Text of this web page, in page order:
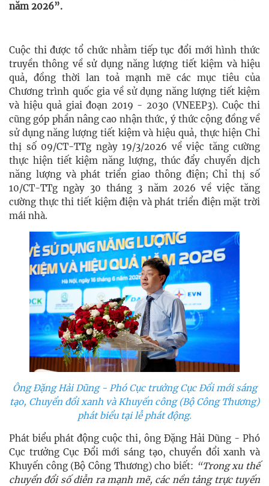
năm 2026”.
Cuộc thi được tổ chức nhằm tiếp tục đổi mới hình thức
truyền thông về sử dụng năng lượng tiết kiệm và hiệu
quả, đồng thời lan toả mạnh mẽ các mục tiêu của
Chương trình quốc gia về sử dụng năng lượng tiết kiệm
và hiệu quả giai đoạn 2019 - 2030 (VNEEP3). Cuộc thi
cũng góp phần nâng cao nhận thức, ý thức cộng đồng về
sử dụng năng lượng tiết kiệm và hiệu quả, thực hiện Chỉ
thị số 09/CT-TTg ngày 19/3/2026 về việc tăng cường
thực hiện tiết kiệm năng lượng, thúc đẩy chuyển dịch
năng lượng và phát triển giao thông điện; Chỉ thị số
10/CT-TTg ngày 30 tháng 3 năm 2026 về việc tăng
cường thực thi tiết kiệm điện và phát triển điện mặt trời
mái nhà.
Ông Đặng Hải Dũng - Phó Cục trưởng Cục Đổi mới sáng
tạo, Chuyển đổi xanh và Khuyến công (Bộ Công Thương)
phát biểu tại lễ phát động.
Phát biểu phát động cuộc thi, ông Đặng Hải Dũng - Phó
Cục trưởng Cục Đổi mới sáng tạo, chuyển đổi xanh và
Khuyến công (Bộ Công Thương) cho biết: “Trong xu thế
chuyển đổi số diễn ra mạnh mẽ, các nền tảng trực tuyến